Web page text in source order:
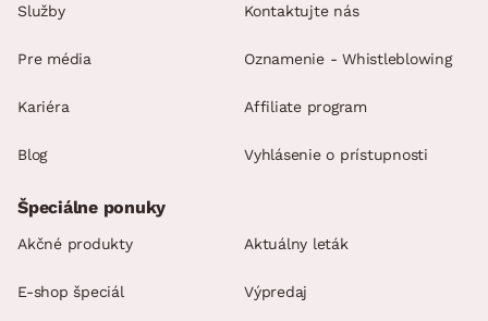
Služby
Pre média
Kariéra
Blog
Kontaktujte nás
Oznamenie - Whistleblowing
Affiliate program
Vyhlásenie o prístupnosti
Špeciálne ponuky
Akčné produkty Aktuálny leták
E-shop špeciál Výpredaj